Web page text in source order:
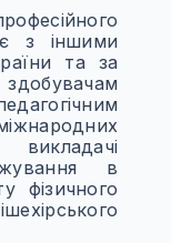
з іншими
та за
в
фізичного